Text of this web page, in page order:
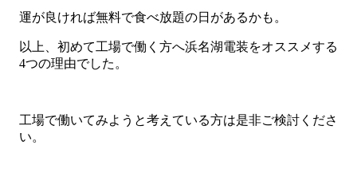
運が良ければ無料で食べ放題の日があるかも。
以上、初めて工場で働く方へ浜名湖電装をオススメする
4つの理由でした。
工場で働いてみようと考えている方は是非ご検討くださ
い。